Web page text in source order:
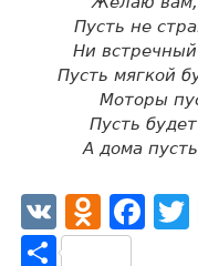
Пусть не
Ни
Пусть мягкой
Моторы
Пусть
А дома
VK